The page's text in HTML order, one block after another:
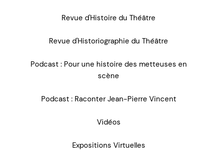
Revue d'Histoire du Théâtre
Revue d'Historiographie du Théâtre
Podcast : Pour une histoire des metteuses en
scène
Podcast : Raconter Jean-Pierre Vincent
Vidéos
Expositions Virtuelles